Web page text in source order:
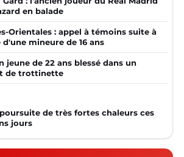
en balade
Orientales : appel à témoins suite à
d'une mineure de 16 ans
jeune de 22 ans blessé dans un
de trottinette
de très fortes chaleurs ces
jours